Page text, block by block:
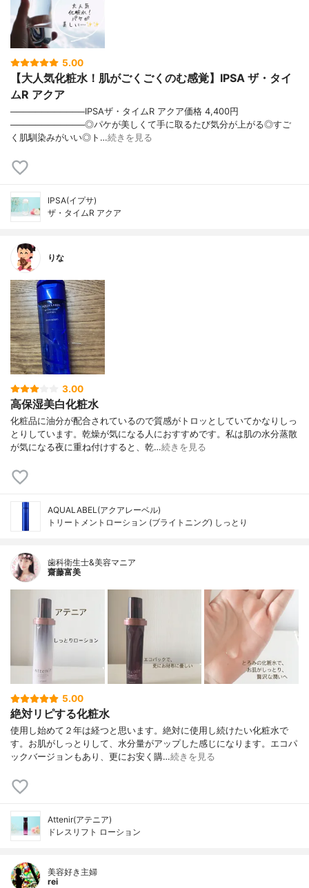
5.00
【大人気化粧水！肌がごくごくのむ感覚】IPSA ザ・タイ
ムR アクア
────────────IPSAザ・タイムR アクア価格 4,400円
────────────◎パケが美しくて手に取るたび気分が上がる◎すご
く肌馴染みがいい◎ト…続きを見る
IPSA(イプサ)
ザ・タイムR アクア
りな
3.00
高保湿美白化粧水
化粧品に油分が配合されているので質感がトロッとしていてかなりしっ
とりしています。乾燥が気になる人におすすめです。私は肌の水分蒸散
が気になる夜に重ね付けすると、乾…続きを見る
AQUALABEL(アクアレーベル)
トリートメントローション (ブライトニング) しっとり
歯科衛生士&美容マニア
齋藤富美
5.00
絶対リピする化粧水
使用し始めて２年は経つと思います。絶対に使用し続けたい化粧水で
す。お肌がしっとりして、水分量がアップした感じになります。エコパ
ックバージョンもあり、更にお安く購…続きを見る
Attenir(アテニア)
ドレスリフト ローション
美容好き主婦
rei